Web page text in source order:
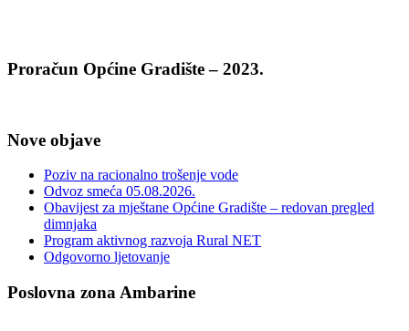
Proračun Općine Gradište – 2023.
Nove objave
Poziv na racionalno trošenje vode
Odvoz smeća 05.08.2026.
Obavijest za mještane Općine Gradište – redovan pregled
dimnjaka
Program aktivnog razvoja Rural NET
Odgovorno ljetovanje
Poslovna zona Ambarine